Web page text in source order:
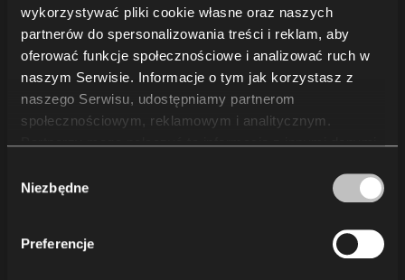
wykorzystywać pliki cookie własne oraz naszych
partnerów do spersonalizowania treści i reklam, aby
oferować funkcje społecznościowe i analizować ruch w
naszym Serwisie. Informacje o tym jak korzystasz z
naszego Serwisu, udostępniamy partnerom
społecznościowym, reklamowym i analitycznym.
Partnerzy mogą połączyć te informacje z innymi danymi
korzystania z ich usług. Korzystanie z plików cookie
preferencji użytkownika wymaga Twojej zgody, którą
możesz wyrazić, klikając „Zezwól na wszystkie”. Jeżeli
zgody
Niezbędne
Preferencje
O nas
Zrównoważony rozwój
Wiedza
Showroomy
Dla dostawców
Kariera
Media
Zasady użytkowania i pielęgnacji
Informacje prawne